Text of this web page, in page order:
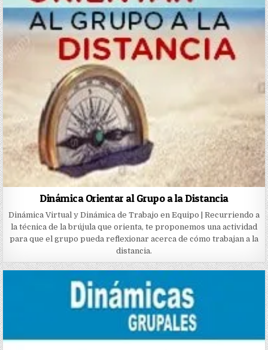
Dinámica Orientar al Grupo a la Distancia
Dinámica Virtual y Dinámica de Trabajo en Equipo | Recurriendo a
la técnica de la brújula que orienta, te proponemos una actividad
para que el grupo pueda reflexionar acerca de cómo trabajan a la
distancia.